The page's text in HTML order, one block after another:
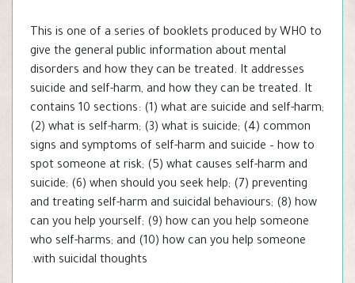
This is one of a series of booklets produced by WHO to
give the general public information about mental
disorders and how they can be treated. It addresses
suicide and self-harm, and how they can be treated. It
contains 10 sections: (1) what are suicide and self-harm;
(2) what is self-harm; (3) what is suicide; (4) common
signs and symptoms of self-harm and suicide – how to
spot someone at risk; (5) what causes self-harm and
suicide; (6) when should you seek help; (7) preventing
and treating self-harm and suicidal behaviours; (8) how
can you help yourself; (9) how can you help someone
who self-harms; and (10) how can you help someone
with suicidal thoughts.